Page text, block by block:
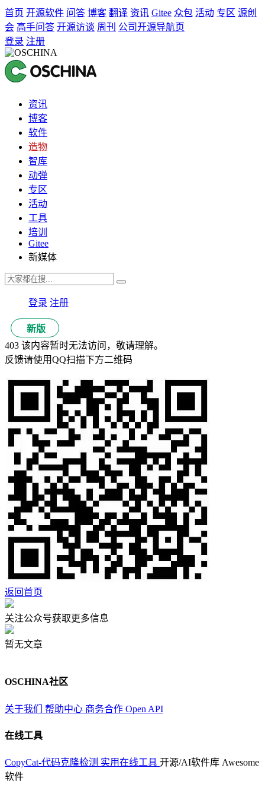
首页 开源软件 问答 博客 翻译 资讯 Gitee 众包 活动 专区 源创
会 高手问答 开源访谈 周刊 公司开源导航页
登录 注册
资讯
博客
软件
造物
智库
动弹
专区
活动
工具
培训
Gitee
新媒体
登录 注册
新版
403 该内容暂时无法访问，敬请理解。
反馈请使用QQ扫描下方二维码
返回首页
关注公众号获取更多信息
暂无文章
OSCHINA社区
关于我们 帮助中心 商务合作 Open API
在线工具
CopyCat-代码克隆检测 实用在线工具 开源/AI软件库 Awesome
软件